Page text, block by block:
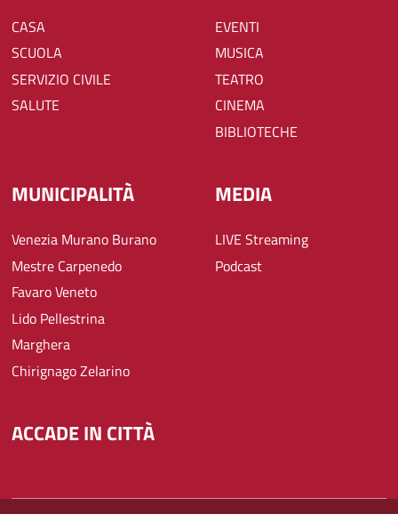
CASA
SCUOLA
SERVIZIO CIVILE
SALUTE
EVENTI
MUSICA
TEATRO
CINEMA
BIBLIOTECHE
MUNICIPALITÀ
Venezia Murano Burano
Mestre Carpenedo
Favaro Veneto
Lido Pellestrina
Marghera
Chirignago Zelarino
MEDIA
LIVE Streaming
Podcast
ACCADE IN CITTÀ